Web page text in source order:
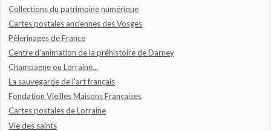
Collections du patrimoine numérique
Cartes postales anciennes des Vosges
Pèlerinages de France
Centre d'animation de la préhistoire de Darney
Champagne ou Lorraine...
La sauvegarde de l'art français
Fondation Vieilles Maisons Françaises
Cartes postales de Lorraine
Vie des saints